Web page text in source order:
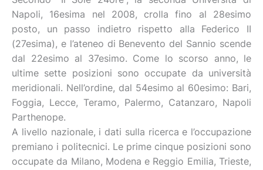
Napoli, 16esima nel 2008, crolla fino al 28esimo
posto, un passo indietro rispetto alla Federico II
(27esima), e l’ateneo di Benevento del Sannio scende
dal 22esimo al 37esimo. Come lo scorso anno, le
ultime sette posizioni sono occupate da università
meridionali. Nell’ordine, dal 54esimo al 60esimo: Bari,
Foggia, Lecce, Teramo, Palermo, Catanzaro, Napoli
Parthenope.
A livello nazionale, i dati sulla ricerca e l’occupazione
premiano i politecnici. Le prime cinque posizioni sono
occupate da Milano, Modena e Reggio Emilia, Trieste,